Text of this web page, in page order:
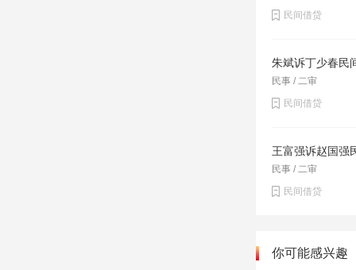
民间借贷
朱斌诉丁少春民
民事 / 二审
民间借贷
王富强诉赵国强
民事 / 二审
民间借贷
你可能感兴趣